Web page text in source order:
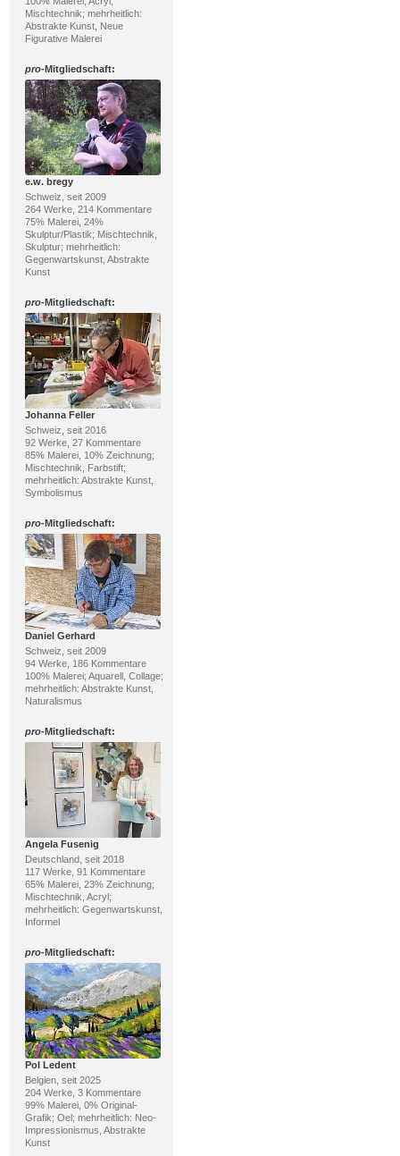
Mischtechnik; mehrheitlich:
Abstrakte Kunst, Neue
Figurative Malerei
pro-Mitgliedschaft:
e.w. bregy
Schweiz, seit 2009
264 Werke, 214 Kommentare
75% Malerei, 24%
Skulptur/Plastik; Mischtechnik,
Skulptur; mehrheitlich:
Gegenwartskunst, Abstrakte
Kunst
pro-Mitgliedschaft:
Johanna Feller
Schweiz, seit 2016
92 Werke, 27 Kommentare
85% Malerei, 10% Zeichnung;
Mischtechnik, Farbstift;
mehrheitlich: Abstrakte Kunst,
Symbolismus
pro-Mitgliedschaft:
Daniel Gerhard
Schweiz, seit 2009
94 Werke, 186 Kommentare
100% Malerei; Aquarell, Collage;
mehrheitlich: Abstrakte Kunst,
Naturalismus
pro-Mitgliedschaft:
Angela Fusenig
Deutschland, seit 2018
117 Werke, 91 Kommentare
65% Malerei, 23% Zeichnung;
Mischtechnik, Acryl;
mehrheitlich: Gegenwartskunst,
Informel
pro-Mitgliedschaft:
Pol Ledent
Belgien, seit 2025
204 Werke, 3 Kommentare
99% Malerei, 0% Original-
Grafik; Oel; mehrheitlich: Neo-
Impressionismus, Abstrakte
Kunst